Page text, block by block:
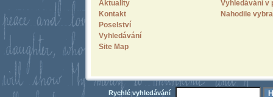
Aktuality
Kontakt
Poselství
Vyhledávání
Site Map
Vyhledávání v
Nahodile
Rychlé vyhledávání